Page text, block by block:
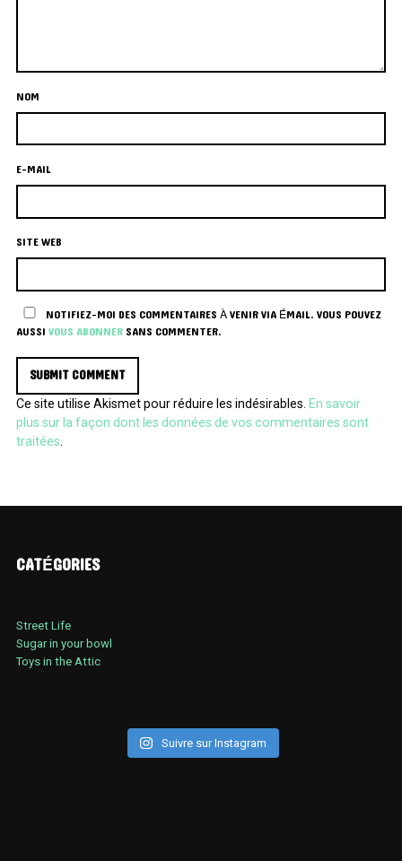
NOM
E-MAIL
SITE WEB
NOTIFIEZ-MOI DES COMMENTAIRES À VENIR VIA ÉMAIL. VOUS POUVEZ
AUSSIVOUS ABONNERSANS COMMENTER.
Ce site utilise Akismet pour réduire les indésirables. En savoir
plus sur la façon dont les données de vos commentaires sont
traitées
CATÉGORIES
Street Life
Sugar in your bowl
Toys in the Attic
Suivre sur Instagram